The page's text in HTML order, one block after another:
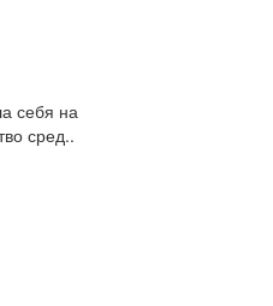
себя на
сред..